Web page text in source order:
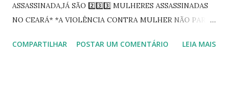
ASSASSINADA,JÁ SÃO 2️⃣3️⃣3️⃣ MULHERES ASSASSINADAS
NO CEARÁ* *A VIOLÊNCIA CONTRA MULHER NÃO PARA
informações quarto pessoas foram executadas no Distrito
COMPARTILHAR POSTAR UM COMENTÁRIO LEIA MAIS